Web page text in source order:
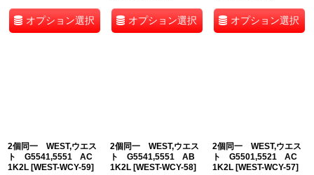
オプション選択 オプション選択 オプション選択
2個同一 WEST,ウエス
ト G5541,5551 AC
1K2L [WEST-WCY-59]
2個同一 WEST,ウエス
ト G5541,5551 AB
1K2L [WEST-WCY-58]
2個同一 WEST,ウエス
ト G5501,5521 AC
1K2L [WEST-WCY-57]